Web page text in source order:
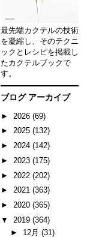
最先端カクテルの技術
を凝縮し、そのテクニ
ックとレシピを掲載し
たカクテルブックで
す。
ブログ アーカイブ
► 2026 (69)
► 2025 (132)
► 2024 (142)
► 2023 (175)
► 2022 (202)
► 2021 (363)
► 2020 (365)
▼ 2019 (364)
► 12月 (31)